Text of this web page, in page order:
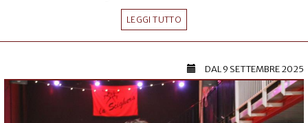
LEGGI TUTTO
DAL9 SETTEMBRE 2025